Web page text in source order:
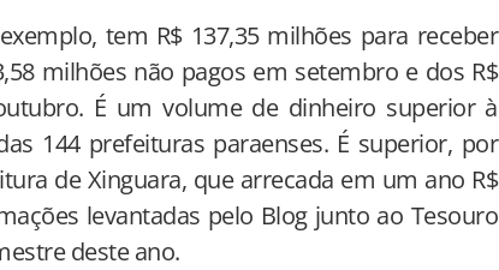
tem R$ 137,35 milhões para receber
milhões não pagos em setembro e dos R$
É um volume de dinheiro superior à
144 prefeituras paraenses. É superior, por
de Xinguara, que arrecada em um ano R$
levantadas pelo Blog junto ao Tesouro
deste ano.